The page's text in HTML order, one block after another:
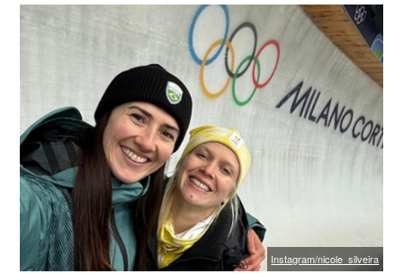
Instagram/nicole_silveira